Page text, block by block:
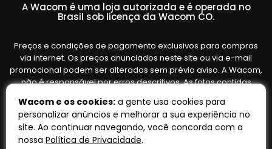
A Wacom é uma loja autorizada e é operada no
Brasil sob licença da Wacom CO.
Preços e condições de pagamento exclusivos para compras
via internet. Os preços anunciados neste site ou via e-mail
promocional podem ser alterados sem prévio aviso. A Wacom,
não é responsável por erros descritivos. As fotos contidas
variar de acordo com o fornecedor/lote do fabricante. Ofertas
válidas até o término de nossos estoques. Vendas sujeitas à
análise e confirmação de dados.
Wacom e os cookies: a gente usa cookies para
personalizar anúncios e melhorar a sua experiência no
site. Ao continuar navegando, você concorda com a
nossa Política de Privacidade.